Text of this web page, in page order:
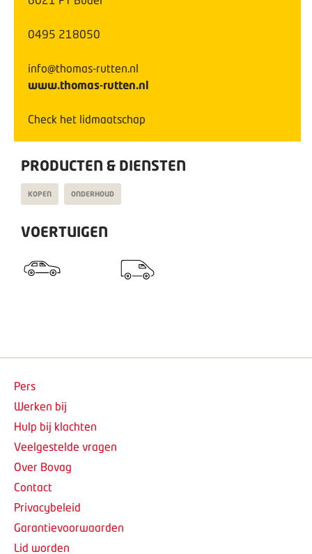
0495 218050
info@thomas-rutten.nl
www.thomas-rutten.nl
Check het lidmaatschap
PRODUCTEN & DIENSTEN
KOPEN ONDERHOUD
VOERTUIGEN
Pers
Werken bij
Hulp bij klachten
Veelgestelde vragen
Over Bovag
Contact
Privacybeleid
Garantievoorwaarden
Lid worden